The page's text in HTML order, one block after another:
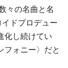
々の名曲と名
ドプロデュー
化し続けてい
フォニー〉だと